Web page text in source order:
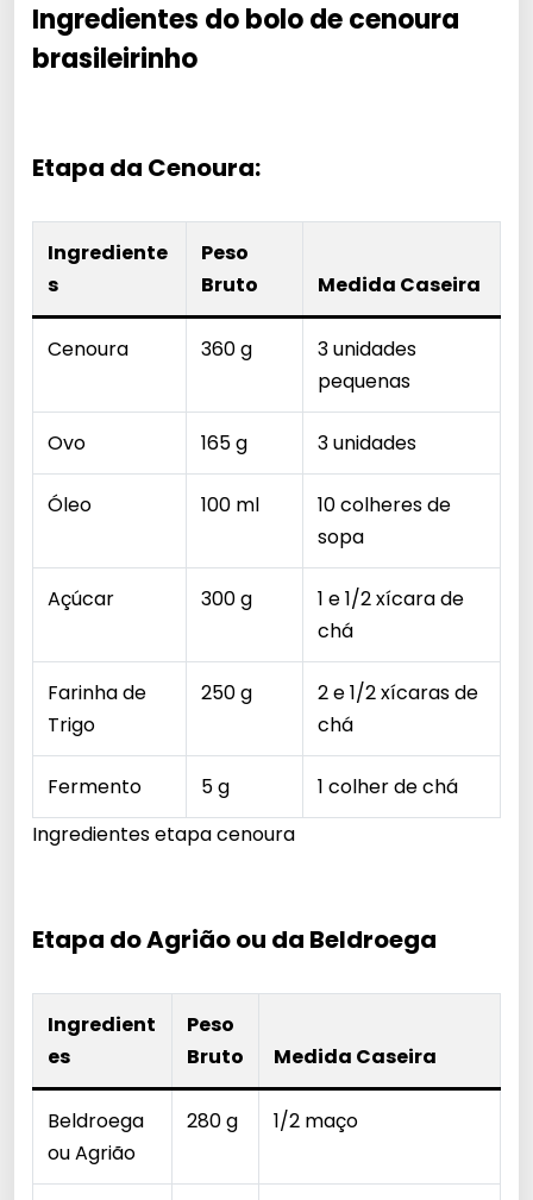
Ingredientes do bolo de cenoura
brasileirinho
Etapa da Cenoura:
Ingrediente
s
Peso
Bruto
Medida Caseira
Cenoura 360 g
3 unidades
pequenas
Ovo 165 g 3 unidades
Óleo 100 ml
10 colheres de
sopa
Açúcar 300 g
1 e 1/2 xícara de
chá
Farinha de
Trigo
250 g
2 e 1/2 xícaras de
chá
Fermento 5 g
1 colher de chá
Ingredientes etapa cenoura
Etapa do Agrião ou da Beldroega
Ingredient
es
Peso
Bruto
Medida Caseira
Beldroega
ou Agrião
280 g 1/2 maço